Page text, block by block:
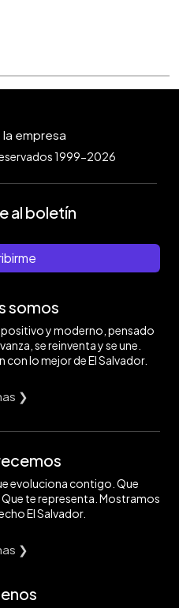
1999-2026
al boletín
somos
y moderno, pensado
se reinventa y se une.
lo mejor de El Salvador.
❯
evoluciona contigo. Que
te representa. Mostramos
El Salvador.
❯